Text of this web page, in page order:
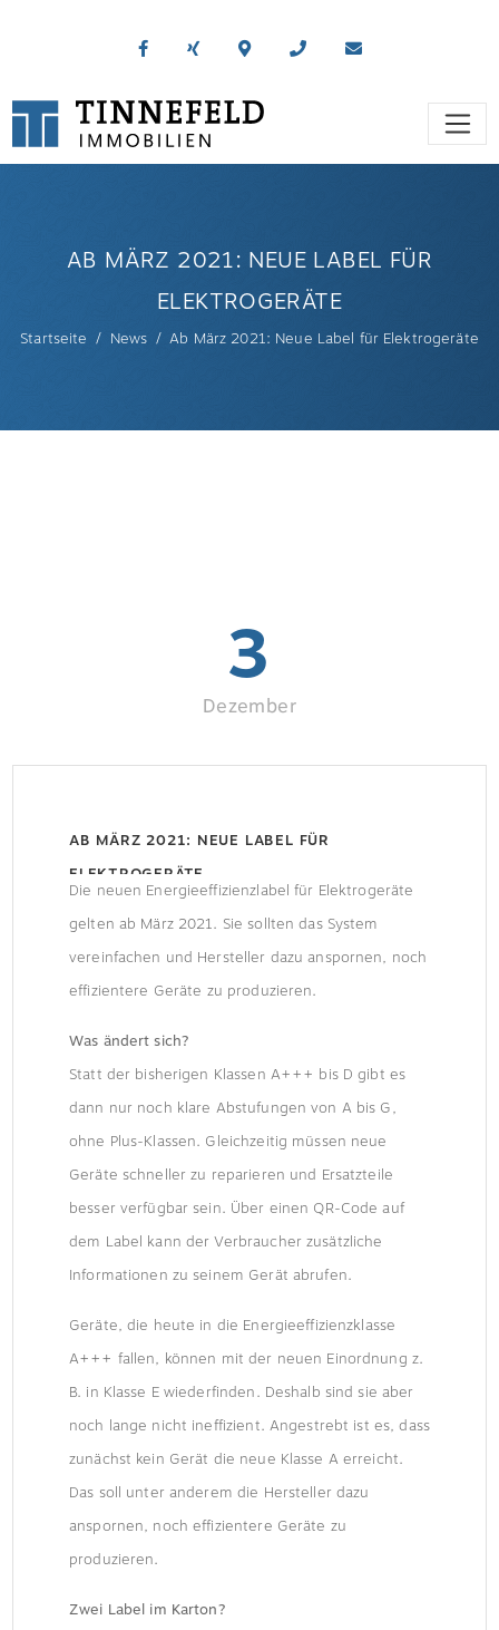
AB MÄRZ 2021: NEUE LABEL FÜR
ELEKTROGERÄTE
Startseite News Ab März 2021: Neue Label für Elektrogeräte
3
Dezember
AB MÄRZ 2021: NEUE LABEL FÜR
ELEKTROGERÄTE
Die neuen Energieeffizienzlabel für Elektrogeräte
gelten ab März 2021. Sie sollten das System
vereinfachen und Hersteller dazu anspornen, noch
effizientere Geräte zu produzieren.
Was ändert sich?
Statt der bisherigen Klassen A+++ bis D gibt es
dann nur noch klare Abstufungen von A bis G,
ohne Plus-Klassen. Gleichzeitig müssen neue
Geräte schneller zu reparieren und Ersatzteile
besser verfügbar sein. Über einen QR-Code auf
dem Label kann der Verbraucher zusätzliche
Informationen zu seinem Gerät abrufen.
Geräte, die heute in die Energieeffizienzklasse
A+++ fallen, können mit der neuen Einordnung z.
B. in Klasse E wiederfinden. Deshalb sind sie aber
noch lange nicht ineffizient. Angestrebt ist es, dass
zunächst kein Gerät die neue Klasse A erreicht.
Das soll unter anderem die Hersteller dazu
anspornen, noch effizientere Geräte zu
produzieren.
Zwei Label im Karton?